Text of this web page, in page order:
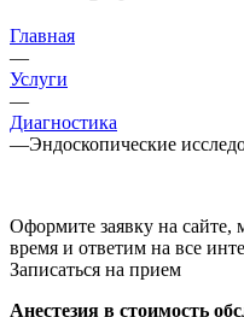
Главная
—
Услуги
—
Диагностика
—Эндоскопические
Оформите заявку на
время и ответим на все
Записаться на прием
Анестезия в стоимость